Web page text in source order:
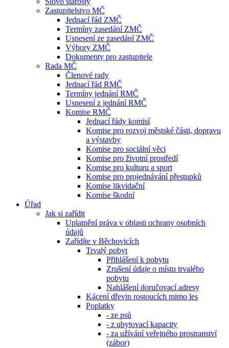
Zastupitelstvo MČ
Jednací řád ZMČ
Termíny zasedání ZMČ
Usnesení ze zasedání ZMČ
Výbory ZMČ
Dokumenty pro zastupitele
Rada MČ
Členové rady
Jednací řád RMČ
Termíny jednání RMČ
Usnesení z jednání RMČ
Komise RMČ
Jednací řády komisí
Komise pro rozvoj městské části, dopravu
a výstavby
Komise pro sociální věci
Komise pro životní prostředí
Komise pro kulturu a sport
Komise pro projednávání přestupků
Komise likvidační
Komise škodní
Úřad
Jak si zařídit
Uplatnění práva v oblasti ochrany osobních
údajů
Zařídíte v Běchovicích
Trvalý pobyt
Přihlášení k pobytu
Zrušení údaje o místu trvalého
pobytu
Nahlášení doručovací adresy
Kácení dřevin rostoucích mimo les
Poplatky
- ze psů
- z ubytovací kapacity
- za užívání veřejného prostranství
(zábor)